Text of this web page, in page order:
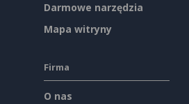
Darmowe narzędzia
Mapa witryny
Firma
O nas